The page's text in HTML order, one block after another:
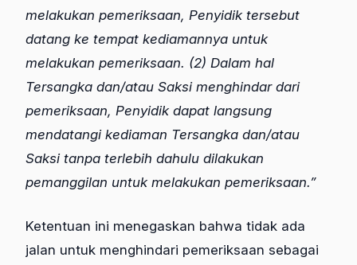
melakukan pemeriksaan, Penyidik tersebut
datang ke tempat kediamannya untuk
melakukan pemeriksaan. (2) Dalam hal
Tersangka dan/atau Saksi menghindar dari
pemeriksaan, Penyidik dapat langsung
mendatangi kediaman Tersangka dan/atau
Saksi tanpa terlebih dahulu dilakukan
pemanggilan untuk melakukan pemeriksaan.”
Ketentuan ini menegaskan bahwa tidak ada
jalan untuk menghindari pemeriksaan sebagai